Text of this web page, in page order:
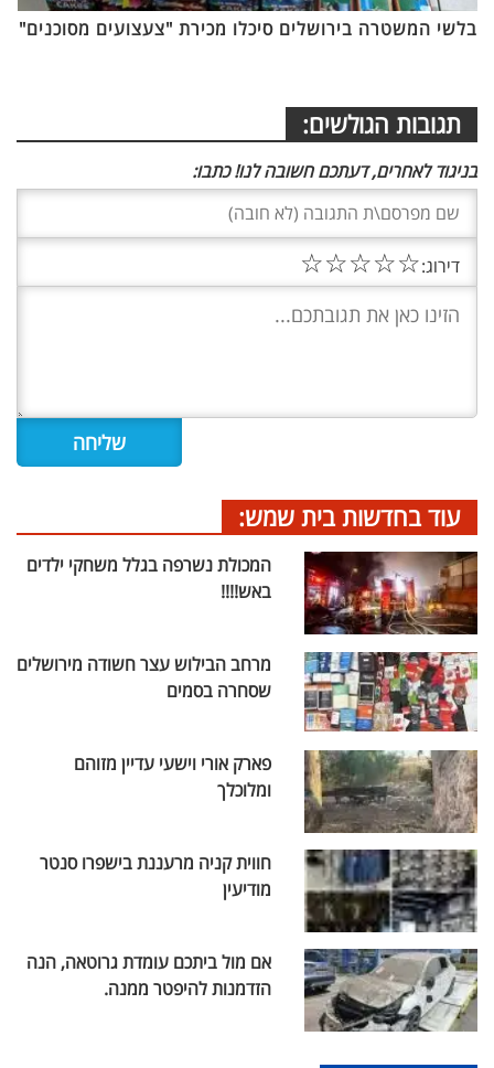
בלשי המשטרה בירושלים סיכלו מכירת "צעצועים מסוכנים"
תגובות הגולשים:
בניגוד לאחרים, דעתכם חשובה לנו! כתבו:
דירוג:☆
☆
☆
☆
☆
עוד בחדשות בית שמש:
המכולת נשרפה בגלל משחקי ילדים
באש!!!!
מרחב הבילוש עצר חשודה מירושלים
שסחרה בסמים
פארק אורי וישעי עדיין מזוהם
ומלוכלך
חווית קניה מרעננת בישפרו סנטר
מודיעין
אם מול ביתכם עומדת גרוטאה, הנה
הזדמנות להיפטר ממנה.